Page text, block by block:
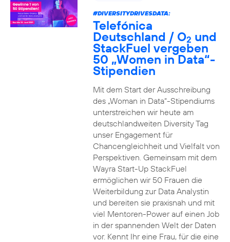
#DIVERSITYDRIVESDATA:
Telefónica
Deutschland / O2 und
StackFuel vergeben
50 „Women in Data“-
Stipendien
Mit dem Start der Ausschreibung
des „Woman in Data“-Stipendiums
unterstreichen wir heute am
deutschlandweiten Diversity Tag
unser Engagement für
Chancengleichheit und Vielfalt von
Perspektiven. Gemeinsam mit dem
Wayra Start-Up StackFuel
ermöglichen wir 50 Frauen die
Weiterbildung zur Data Analystin
und bereiten sie praxisnah und mit
viel Mentoren-Power auf einen Job
in der spannenden Welt der Daten
vor. Kennt Ihr eine Frau, für die eine